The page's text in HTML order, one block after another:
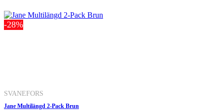
-28%
SVANEFORS
Jane Multilängd 2-Pack Brun